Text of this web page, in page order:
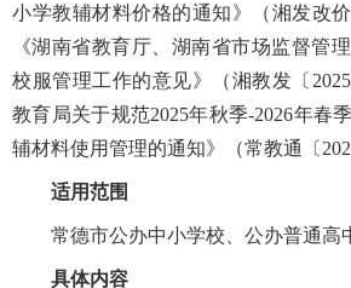
小学教辅材料价格的通知》（湘发改价
《湖南省教育厅、湖南省市场监督管
校服管理工作的意见》（湘教发〔
教育局关于规范2025年秋季-2026年春
辅材料使用管理的通知》（常教通〔
适用范围
常德市公办中小学校、公办普通高
具体内容